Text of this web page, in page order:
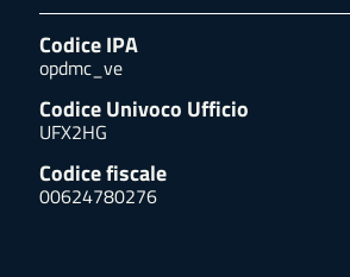
Codice IPA
opdmc_ve
Codice Univoco Ufficio
UFX2HG
Codice fiscale
00624780276